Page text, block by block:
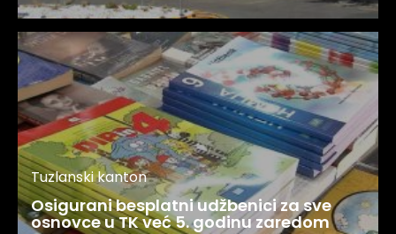
Tuzlanski kanton
Osigurani besplatni udžbenici za sve
osnovce u TK već 5. godinu zaredom